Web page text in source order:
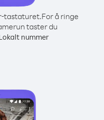
tastaturet.For å ringe
taster du
nummer